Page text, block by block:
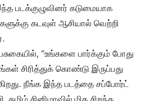
படக்குழுவினர் கடுமையாக
கடவுள் ஆசியால் வெற்றி
“உங்களை பார்க்கும் போது
சிரித்துக் கொண்டு இருப்பது
நீங்க இந்த படத்தை சப்போர்ட்